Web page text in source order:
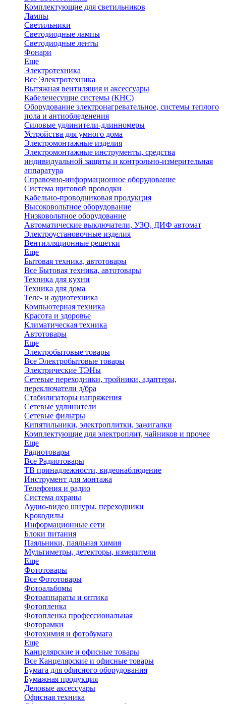
Комплектующие для светильников
Лампы
Светильники
Светодиодные лампы
Светодиодные ленты
Фонари
Еще
Электротехника
Все Электротехника
Вытяжная вентиляция и аксессуары
Кабеленесущие системы (КНС)
Оборудование электронагревательное, системы теплого
пола и антиобледенения
Силовые удлинители-длинномеры
Устройства для умного дома
Электромонтажные изделия
Электромонтажные инструменты, средства
индивидуальной защиты и контрольно-измерительная
аппаратура
Справочно-информационное оборудование
Система щитовой проводки
Кабельно-проводниковая продукция
Высоковольтное оборудование
Низковольтное оборудование
Автоматические выключатели, УЗО, ДИФ автомат
Электроустановочные изделия
Вентилляционные решетки
Еще
Бытовая техника, автотовары
Все Бытовая техника, автотовары
Техника для кухни
Техника для дома
Теле- и аудиотехника
Компьютерная техника
Красота и здоровье
Климатическая техника
Автотовары
Еще
Электробытовые товары
Все Электробытовые товары
Электрические ТЭНы
Сетевые переходники, тройники, адаптеры,
переключатели д/бра
Стабилизаторы напряжения
Сетевые удлинители
Сетевые фильтры
Кипятильники, электроплитки, зажигалки
Комплектующие для электроплит, чайников и прочее
Еще
Радиотовары
Все Радиотовары
ТВ принадлежности, видеонаблюдение
Инструмент для монтажа
Телефония и радио
Система охраны
Аудио-видео шнуры, переходники
Крокодилы
Информационные сети
Блоки питания
Паяльники, паяльная химия
Мультиметры, детекторы, измерители
Еще
Фототовары
Все Фототовары
Фотоальбомы
Фотоаппараты и оптика
Фотопленка
Фотопленка профессиональная
Фоторамки
Фотохимия и фотобумага
Еще
Канцелярские и офисные товары
Все Канцелярские и офисные товары
Бумага для офисного оборудования
Бумажная продукция
Деловые аксессуары
Офисная техника